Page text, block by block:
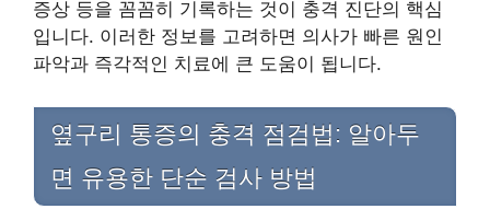
증상 등을 꼼꼼히 기록하는 것이 충격 진단의 핵심
입니다. 이러한 정보를 고려하면 의사가 빠른 원인
파악과 즉각적인 치료에 큰 도움이 됩니다.
옆구리 통증의 충격 점검법: 알아두
면 유용한 단순 검사 방법